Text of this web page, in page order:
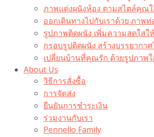
ภาพแต่งผนังห้อง ตามสไตล์คุณใ
ออกเดินทางไปกับเราด้วย ภาพท่
รูปภาพติดผนัง เพิ่มความสดใส
กรอบรูปติดผนัง สร้างบรรยากา
เปลี่ยนบ้านที่คุณรัก ด้วยรูปภาพ
About Us
วิธีการสั่งซื้อ
การจัดส่ง
ยืนยันการชำระเงิน
ร่วมงานกับเรา
Pennello Family